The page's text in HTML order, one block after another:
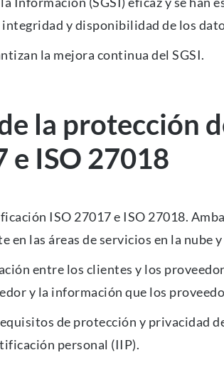
y disponibilidad de los
la mejora continua del SGSI.
la protección
e ISO 27018
ISO 27017 e ISO 27018.
las áreas de servicios en la nube
entre los clientes y los
y la información que los
de protección y privacidad
personal (IIP).